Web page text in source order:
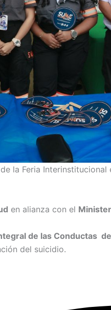
la Feria Interinstitucional
en alianza con el
de las Conductas
del suicidio.